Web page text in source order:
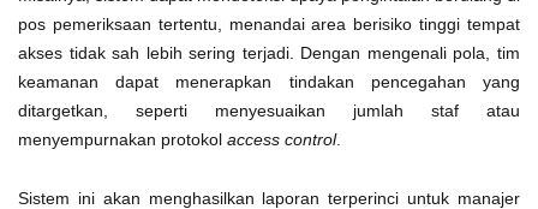
pos pemeriksaan tertentu, menandai area berisiko tinggi tempat
akses tidak sah lebih sering terjadi. Dengan mengenali pola, tim
keamanan dapat menerapkan tindakan pencegahan yang
ditargetkan, seperti menyesuaikan jumlah staf atau
menyempurnakan protokol access control.
Sistem ini akan menghasilkan laporan terperinci untuk manajer